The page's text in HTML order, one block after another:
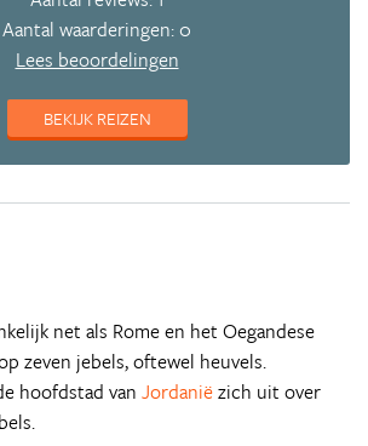
Aantal waarderingen: 0
Lees beoordelingen
BEKIJK REIZEN
net als Rome en het Oegandese
zeven jebels, oftewel heuvels.
hoofdstad van Jordaniëzich uit over